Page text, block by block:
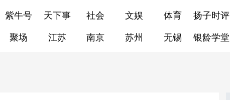
紫牛号 天下事 社会 文娱 体育 扬子时评
聚场 江苏 南京 苏州 无锡 银龄学堂